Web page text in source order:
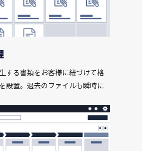
する書類をお客様に紐づけて格
設置。過去のファイルも瞬時に